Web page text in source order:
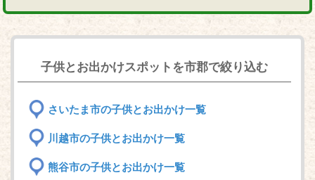
子供とお出かけスポットを市郡で絞り込む
さいたま市の子供とお出かけ一覧
川越市の子供とお出かけ一覧
熊谷市の子供とお出かけ一覧